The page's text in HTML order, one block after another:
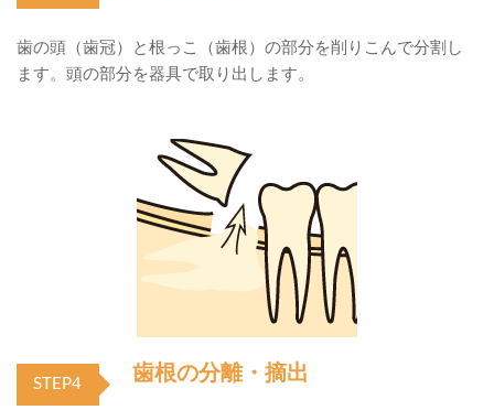
歯の頭（歯冠）と根っこ（歯根）の部分を削りこんで分割し
ます。頭の部分を器具で取り出します。
STEP4 歯根の分離・摘出